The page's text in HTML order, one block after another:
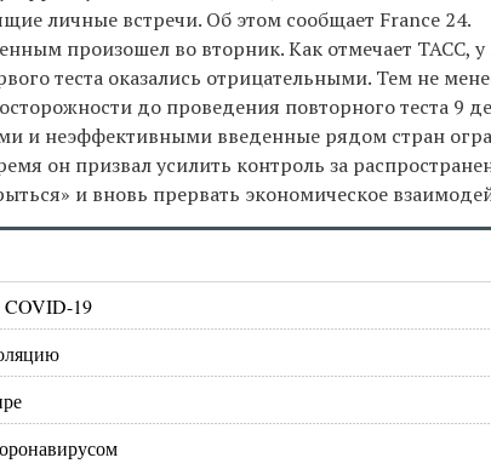
личные встречи. Об этом сообщает France 24.
произошел во вторник. Как отмечает ТАСС,
теста оказались отрицательными. Тем не
до проведения повторного теста 9
и неэффективными введенные рядом стран
он призвал усилить контроль за
и вновь прервать экономическое
COVID-19